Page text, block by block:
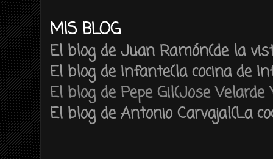
MIS BLOG
El blog de Juan Ramón(de la
El blog de Infante(la cocina de
El blog de Pepe Gil(Jose Velarde
El blog de Antonio Carvajal(La